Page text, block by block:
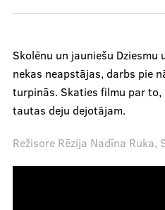
Recenzijas
Notikumi
Skolēnu un jauniešu
nekas neapstājas, darbs pie
turpinās. Skaties filmu par
tautas deju dejotājam.
Režisore Rēzija Nadīna